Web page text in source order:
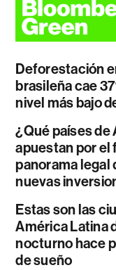
Deforestación
brasileña cae
nivel más bajo
¿Qué países de
apuestan por el
panorama legal
nuevas
Estas son las
América Latina
nocturno hace
de sueño